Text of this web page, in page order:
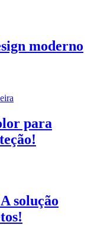
moderno
para
solução